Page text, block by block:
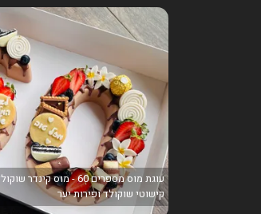
עוגת מוס מספרים 60 - מוס
קישוטי שוקולד ופירות יער